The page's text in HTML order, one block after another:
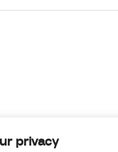
privacy All Rights